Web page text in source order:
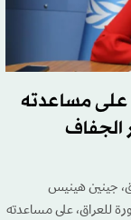
على مساعدته
جينين هينيس
للعراق، على مساعدته